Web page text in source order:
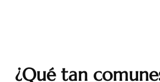
¿Qué tan